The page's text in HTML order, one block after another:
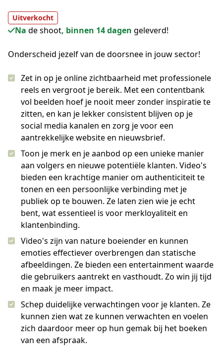
Uitverkocht
Na de shoot, binnen 14 dagen geleverd!
Onderscheid jezelf van de doorsnee in jouw sector!
Zet in op je online zichtbaarheid met professionele
reels en vergroot je bereik. Met een contentbank
vol beelden hoef je nooit meer zonder inspiratie te
zitten, en kan je lekker consistent blijven op je
social media kanalen en zorg je voor een
aantrekkelijke website en nieuwsbrief.
Toon je merk en je aanbod op een unieke manier
aan volgers en nieuwe potentiële klanten. Video's
bieden een krachtige manier om authenticiteit te
tonen en een persoonlijke verbinding met je
publiek op te bouwen. Ze laten zien wie je echt
bent, wat essentieel is voor merkloyaliteit en
klantenbinding.
Video's zijn van nature boeiender en kunnen
emoties effectiever overbrengen dan statische
afbeeldingen. Ze bieden een entertainment waarde
die gebruikers aantrekt en vasthoudt. Zo win jij tijd
en maak je meer impact.
Schep duidelijke verwachtingen voor je klanten. Ze
kunnen zien wat ze kunnen verwachten en voelen
zich daardoor meer op hun gemak bij het boeken
van een afspraak.